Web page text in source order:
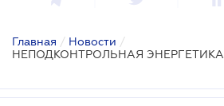
Главная / Новости /
НЕПОДКОНТРОЛЬНАЯ ЭНЕРГЕТИКА